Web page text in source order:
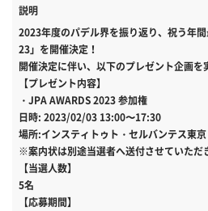
説明
2023年度のパデル界を振り返り、祝う年
23」を開催決定！
開催決定に伴い、以下のプレゼント企画を
【プレゼント内容】
・JPA AWARDS 2023 参加権
日時: 2023/02/03 13:00〜17:30
場所:インスティトゥト・セルバンテス東京
※案内状は別途当選者へ送付させていただ
【当選人数】
5名
【応募期間】